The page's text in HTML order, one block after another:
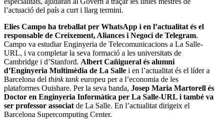
l’actuació del país a curt i llarg termini.
Elies Campo ha treballat per WhatsApp i en l’actualitat és el
responsable de Creixement, Aliances i Negoci de Telegram.
Campo va estudiar Enginyeria de Telecomunicacions a La Salle-
URL, i va completar la seva formació a les universitats de
Cambridge i d’Stanford. Albert Cañigueral és alumni
d’Enginyeria Multimèdia de La Salle i en l’actualitat és el líder a
Barcelona del think tankeuropeu per a l’economia de les
plataformes Ouishare. Per la seva banda, Josep Maria Martorell és
Doctor en Enginyeria Informàtica per La Salle-URL i també va
ser professor associat de La Salle. En l’actualitat dirigeix el
Barcelona Supercomputing Center.